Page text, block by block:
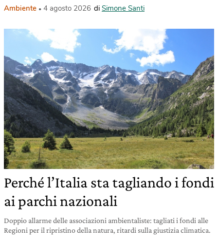
Ambiente 4 agosto 2026 di Simone Santi
Perché l’Italia sta tagliando i fondi
ai parchi nazionali
Doppio allarme delle associazioni ambientaliste: tagliati i fondi alle
Regioni per il ripristino della natura, ritardi sulla giustizia climatica.